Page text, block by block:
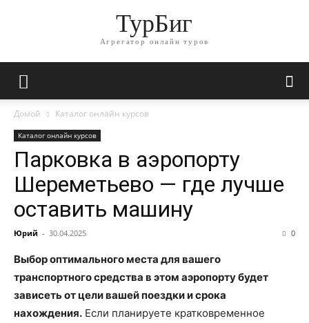
ТурБиг
Агрегатор онлайн туров
Домой Каталог онлайн курсов
Каталог онлайн курсов
Парковка в аэропорту
Шереметьево — где лучше
оставить машину
Юрий - 30.04.2025 0
Выбор оптимального места для вашего
транспортного средства в этом аэропорту будет
зависеть от цели вашей поездки и срока
нахождения. Если планируете кратковременное